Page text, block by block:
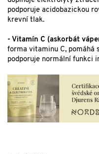
podporuje acidobazickou
krevní tlak.
- Vitamín C (askorbát
forma vitaminu C, pomáhá
podporuje normální funkci